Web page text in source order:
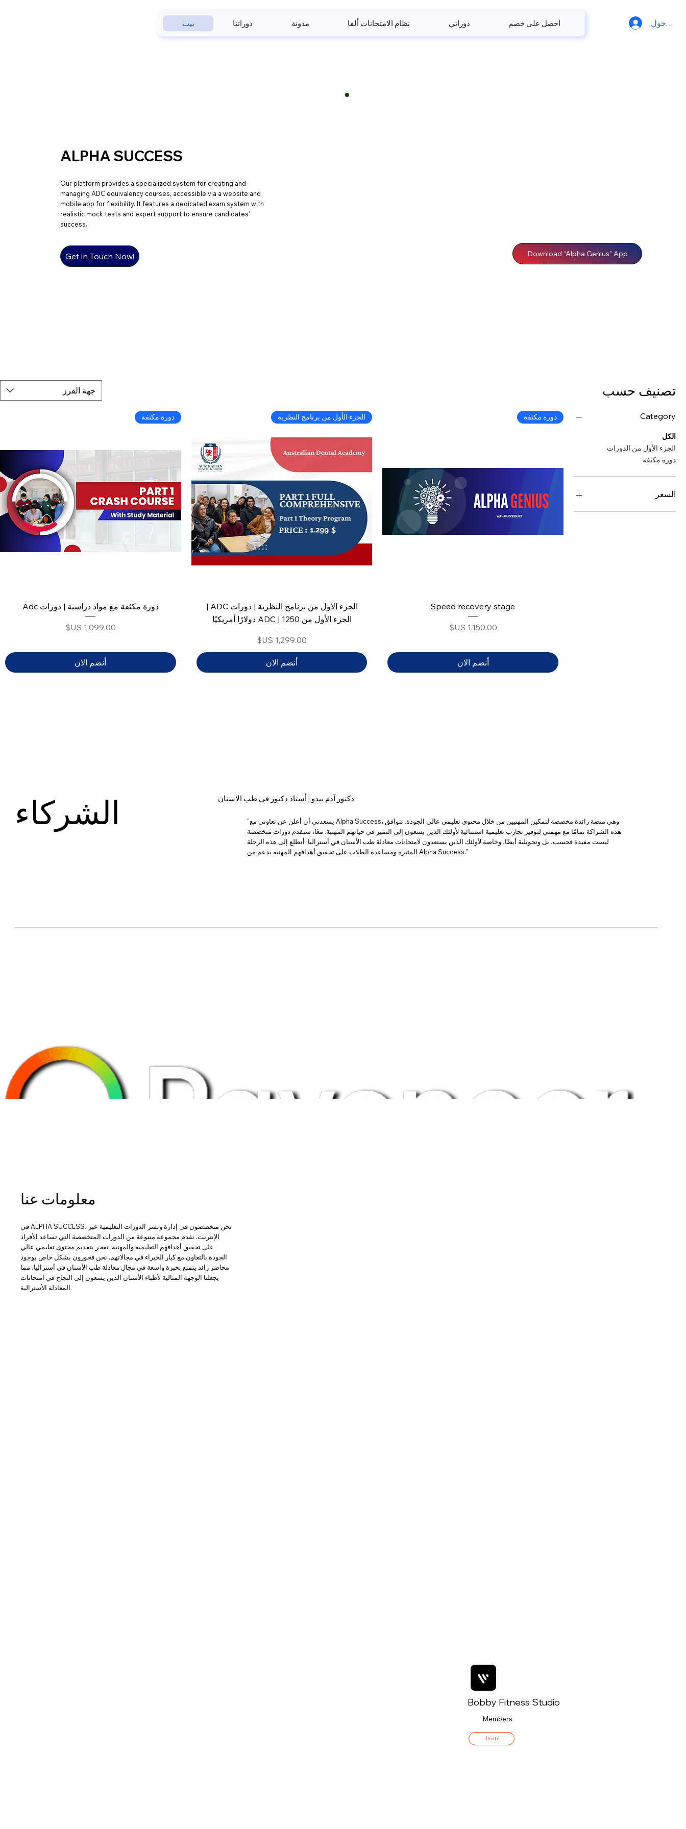
بيت دوراتنا مدونة نظام الامتحانات ألفا دوراتي احصل على خصم الدخول
ALPHA SUCCESS
Our platform provides a specialized system for creating and
managing ADC equivalency courses, accessible via a website and
mobile app for flexibility. It features a dedicated exam system with
realistic mock tests and expert support to ensure candidates'
success.
Get in Touch Now! Download “Alpha Genius” App
تصنيف حسب
Category
الكل
الجزء الأول من الدورات
دورة مكثفة
السعر
جهة الفرز
دورة مكثفة
Speed recovery stage
السعر
أنضم الان
الجزء الأول من برنامج النظرية
الجزء الأول من برنامج النظرية | دورات ADC |
الجزء الأول من ADC | 1250 دولارًا أمريكيًا
السعر
أنضم الان
دورة مكثفة
دورة مكثفة مع مواد دراسية | دورات Adc
السعر
أنضم الان
الشركاء
"يسعدني أن أعلن عن تعاوني مع Alpha Success، وهي منصة رائدة مخصصة لتمكين المهنيين من خلال محتوى تعليمي عالي الجودة. تتوافق
هذه الشراكة تمامًا مع مهمتي لتوفير تجارب تعليمية استثنائية لأولئك الذين يسعون إلى التميز في حياتهم المهنية. معًا، سنقدم دورات متخصصة
ليست مفيدة فحسب، بل وتحويلية أيضًا، وخاصة لأولئك الذين يستعدون لامتحانات معادلة طب الأسنان في أستراليا. أتطلع إلى هذه الرحلة
المثيرة ومساعدة الطلاب على تحقيق أهدافهم المهنية بدعم من Alpha Success."
معلومات عنا
في ALPHA SUCCESS، نحن متخصصون في إدارة ونشر الدورات التعليمية عبر
الإنترنت. نقدم مجموعة متنوعة من الدورات المتخصصة التي تساعد الأفراد
على تحقيق أهدافهم التعليمية والمهنية. نفخر بتقديم محتوى تعليمي عالي
الجودة بالتعاون مع كبار الخبراء في مجالاتهم. نحن فخورون بشكل خاص بوجود
محاضر رائد يتمتع بخبرة واسعة في مجال معادلة طب الأسنان في أستراليا، مما
يجعلنا الوجهة المثالية لأطباء الأسنان الذين يسعون إلى النجاح في امتحانات
المعادلة الأسترالية.
Members
Invite
Bobby Fitness Studio